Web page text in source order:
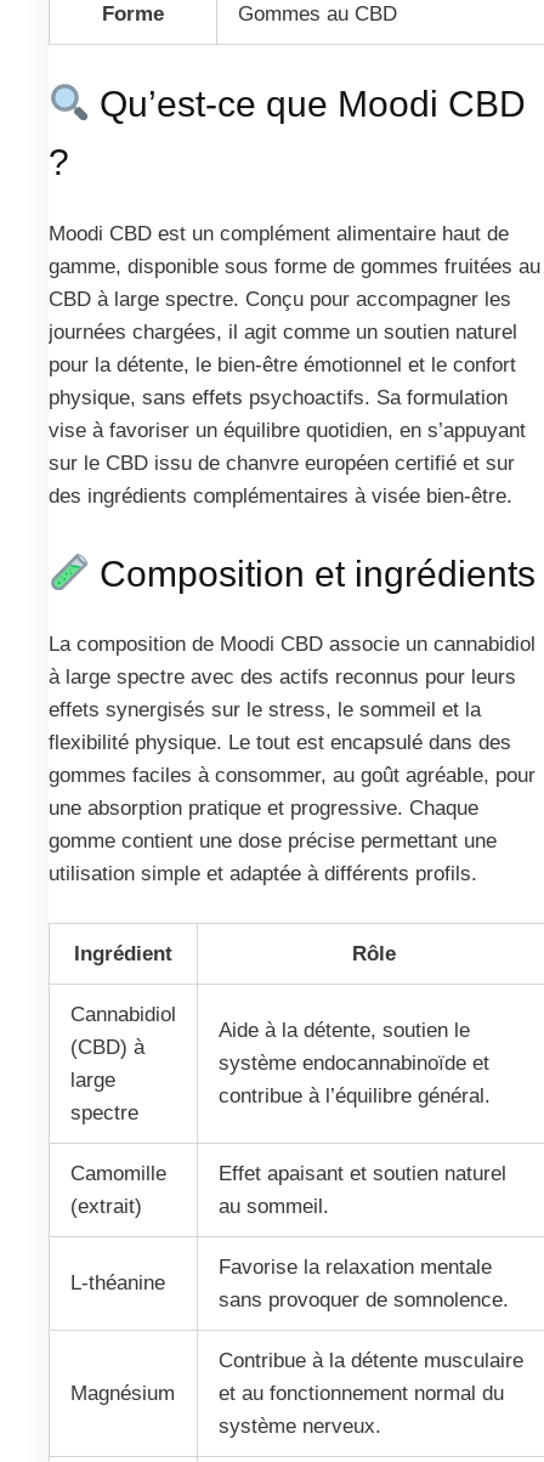
Forme Gommes au CBD
Qu’est-ce que Moodi CBD
?
Moodi CBD est un complément alimentaire haut de
gamme, disponible sous forme de gommes fruitées au
CBD à large spectre. Conçu pour accompagner les
journées chargées, il agit comme un soutien naturel
pour la détente, le bien‑être émotionnel et le confort
physique, sans effets psychoactifs. Sa formulation
vise à favoriser un équilibre quotidien, en s’appuyant
sur le CBD issu de chanvre européen certifié et sur
des ingrédients complémentaires à visée bien-être.
Composition et ingrédients
La composition de Moodi CBD associe un cannabidiol
à large spectre avec des actifs reconnus pour leurs
effets synergisés sur le stress, le sommeil et la
flexibilité physique. Le tout est encapsulé dans des
gommes faciles à consommer, au goût agréable, pour
une absorption pratique et progressive. Chaque
gomme contient une dose précise permettant une
utilisation simple et adaptée à différents profils.
Ingrédient Rôle
Cannabidiol
(CBD) à
large
spectre
Aide à la détente, soutien le
système endocannabinoïde et
contribue à l’équilibre général.
Camomille
(extrait)
Effet apaisant et soutien naturel
au sommeil.
L-théanine
Favorise la relaxation mentale
sans provoquer de somnolence.
Magnésium
Contribue à la détente musculaire
et au fonctionnement normal du
système nerveux.